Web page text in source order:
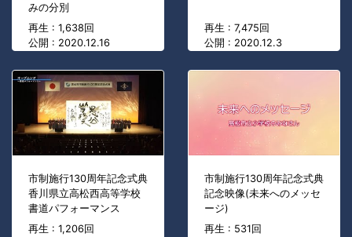
みの分別
再生 : 1,638回
公開 : 2020.12.16
再生 : 7,475回
公開 : 2020.12.3
市制施行130周年記念式典
香川県立高松西高等学校
書道パフォーマンス
再生 : 1,206回
市制施行130周年記念式典
記念映像(未来へのメッセ
ージ)
再生 : 531回